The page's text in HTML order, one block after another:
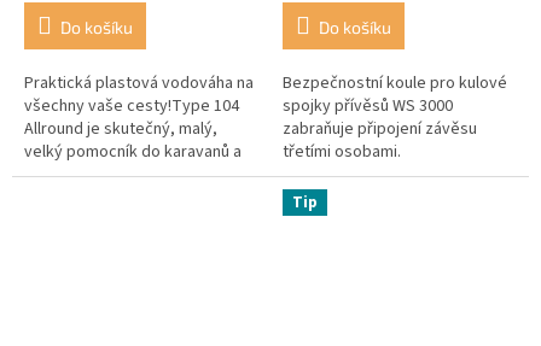
Do košíku
Praktická plastová vodováha na
všechny vaše cesty!Type 104
Allround je skutečný, malý,
velký pomocník do karavanů a
mobilních domů, do domácnosti
Do košíku
Bezpečnostní koule pro kulové
spojky přívěsů WS 3000
zabraňuje připojení závěsu
třetími osobami.
Tip